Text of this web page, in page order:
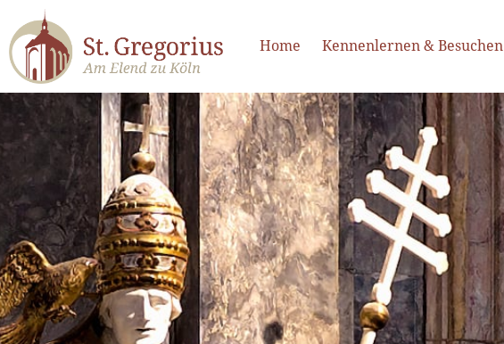
Home Kennenlernen & Besuchen